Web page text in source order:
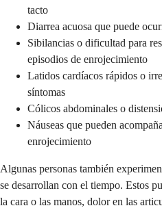
tacto
Diarrea acuosa que puede
Sibilancias o dificultad para
episodios de enrojecimiento
Latidos cardíacos rápidos o
síntomas
Cólicos abdominales o
Náuseas que pueden
enrojecimiento
Algunas personas también
se desarrollan con el tiempo. Estos
la cara o las manos, dolor en las